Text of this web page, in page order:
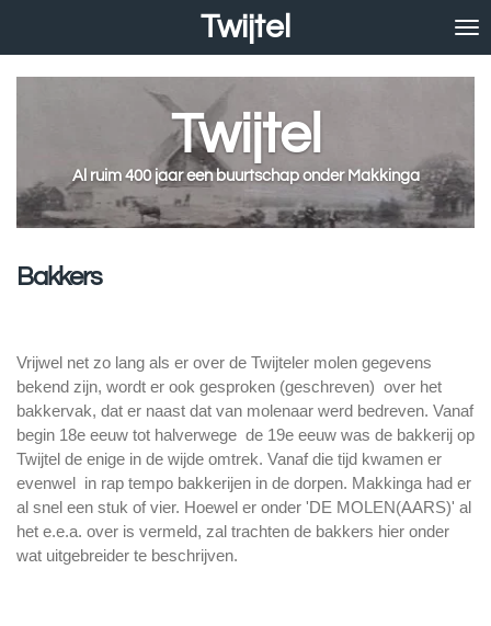
Twijtel
Twijtel
Al ruim 400 jaar een buurtschap onder Makkinga
Bakkers
Vrijwel net zo lang als er over de Twijteler molen gegevens
bekend zijn, wordt er ook gesproken (geschreven) over het
bakkervak, dat er naast dat van molenaar werd bedreven. Vanaf
begin 18e eeuw tot halverwege de 19e eeuw was de bakkerij op
Twijtel de enige in de wijde omtrek. Vanaf die tijd kwamen er
evenwel in rap tempo bakkerijen in de dorpen. Makkinga had er
al snel een stuk of vier. Hoewel er onder 'DE MOLEN(AARS)' al
het e.e.a. over is vermeld, zal trachten de bakkers hier onder
wat uitgebreider te beschrijven.